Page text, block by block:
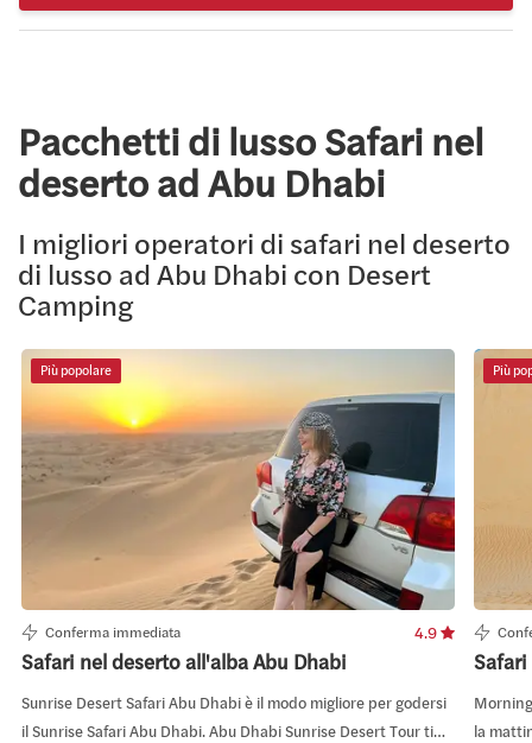
Pacchetti di lusso Safari nel
deserto ad Abu Dhabi
I migliori operatori di safari nel deserto
di lusso ad Abu Dhabi con Desert
Camping
Più popolare
Conferma immediata 4.9
Safari nel deserto all'alba Abu Dhabi
Sunrise Desert Safari Abu Dhabi è il modo migliore per godersi
il Sunrise Safari Abu Dhabi. Abu Dhabi Sunrise Desert Tour ti
Più
la